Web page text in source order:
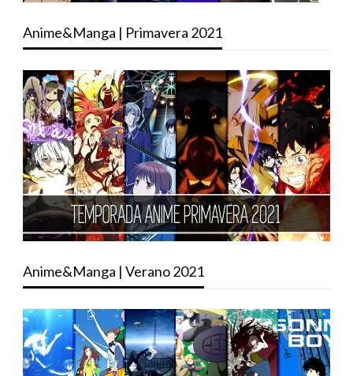
Anime&Manga | Primavera 2021
Anime&Manga | Verano 2021